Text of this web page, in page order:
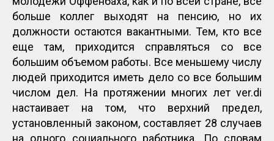
больше коллег выходят на пенсию, но их
должности остаются вакантными. Тем, кто все
еще там, приходится справляться со все
большим объемом работы. Все меньшему числу
людей приходится иметь дело со все большим
числом дел. На протяжении многих лет ver.di
настаивает на том, что верхний предел,
установленный законом, составляет 28 случаев
на одного социального работника. По словам